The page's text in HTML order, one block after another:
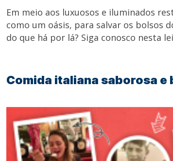
Em meio aos luxuosos e iluminados
como um oásis, para salvar os bolsos
do que há por lá? Siga conosco nesta
Comida italiana saborosa e